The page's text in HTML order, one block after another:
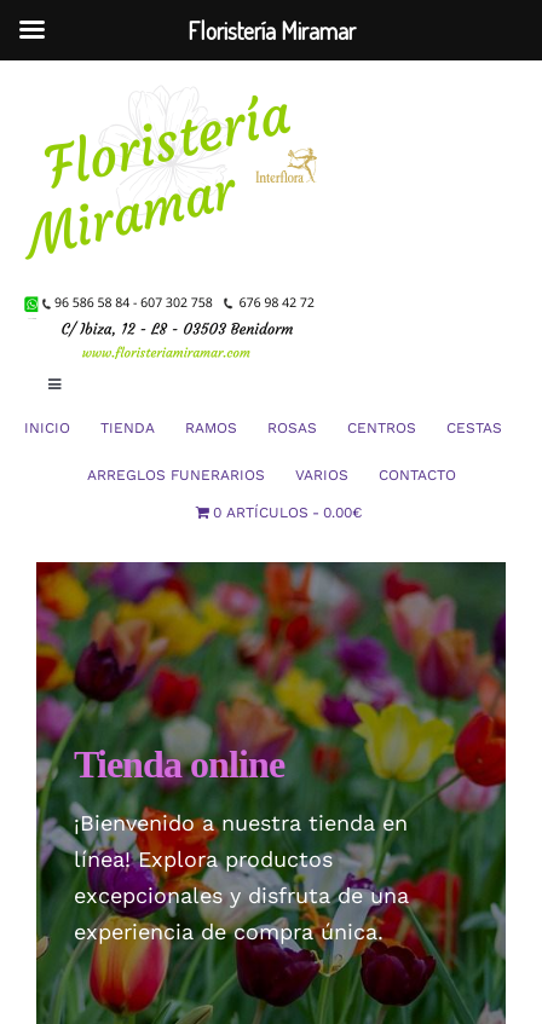
contenido
Toggle
Checkout
Politica de privacidad
INICIO TIENDA RAMOS ROSAS CENTROS CESTAS
ARREGLOS FUNERARIOS VARIOS CONTACTO
0 ARTÍCULOS 0.00€
Tienda online
¡Bienvenido a nuestra tienda en
línea! Explora productos
excepcionales y disfruta de una
experiencia de compra única.
Floristería Miramar